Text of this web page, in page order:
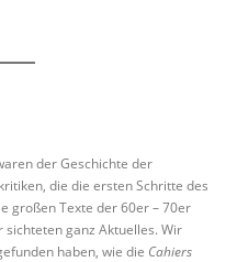
der Geschichte der
die die ersten Schritte des
großen Texte der 60er – 70er
sichteten ganz Aktuelles. Wir
haben, wie die Cahiers